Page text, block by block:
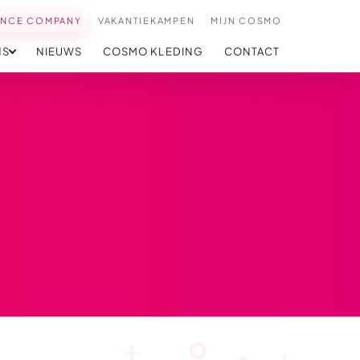
COMPANY VAKANTIEKAMPEN MIJN COSMO
NIEUWS COSMO KLEDING CONTACT